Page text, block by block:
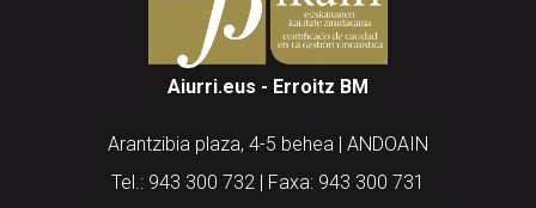
Aiurri.eus - Erroitz BM
Arantzibia plaza, 4-5 behea | ANDOAIN
Tel.: 943 300 732 | Faxa: 943 300 731